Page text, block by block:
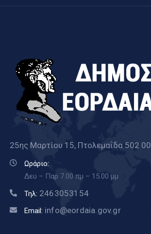
25ης Μαρτίου 15, Πτολεμαΐδα 502 00
Ωράριο:
Δευ – Παρ 7.00 πμ – 15.00 μμ
Τηλ: 2463053154
Email: info@eordaia.gov.gr